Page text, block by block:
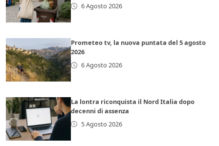
6 Agosto 2026
Prometeo tv, la nuova puntata del 5 agosto
2026
6 Agosto 2026
La lontra riconquista il Nord Italia dopo
decenni di assenza
5 Agosto 2026